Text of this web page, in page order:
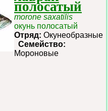
полосатый
morone saxatilis
окунь полосатый
Отряд: Окунеобразные
Семейство:
Мороновые